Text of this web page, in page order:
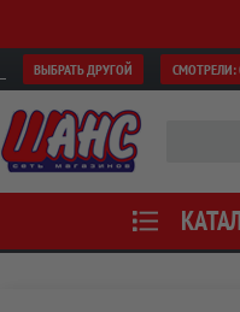
ВЫБРАТЬ ДРУГОЙ СМОТРЕЛИ: